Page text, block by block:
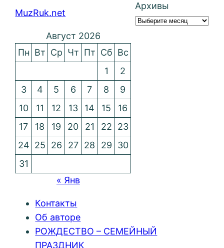
MuzRuk.net
Архивы
Август 2026
Пн Вт Ср Чт Пт Сб Вс
1
2
3
4 5 6 7 8
9
10
11 12 13 14 15
16
17
18 19 20 21 22
23
24 25 26 27 28 29
30
31
« Янв
Контакты
Об авторе
РОЖДЕСТВО – СЕМЕЙНЫЙ
ПРАЗДНИК